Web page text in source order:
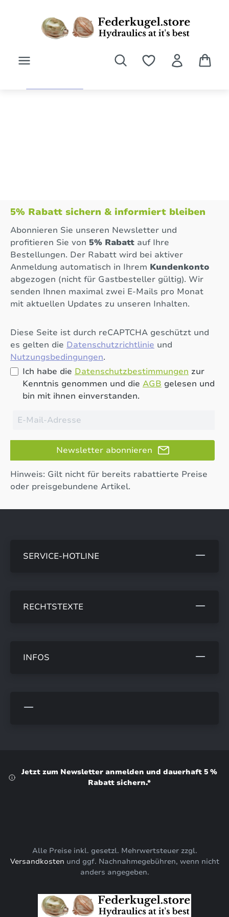
5% Rabatt sichern & informiert bleiben
Abonnieren Sie unseren Newsletter und
profitieren Sie von 5% Rabatt auf Ihre
Bestellungen. Der Rabatt wird bei aktiver
Anmeldung automatisch in Ihrem Kundenkonto
abgezogen (nicht für Gastbesteller gültig). Wir
senden Ihnen maximal zwei E-Mails pro Monat
mit aktuellen Updates zu unseren Inhalten.
Diese Seite ist durch reCAPTCHA geschützt und
es gelten die Datenschutzrichtlinie und
Nutzungsbedingungen.
Ich habe die Datenschutzbestimmungen zur
Kenntnis genommen und die AGB gelesen und
bin mit ihnen einverstanden.
Newsletter abonnieren
Hinweis: Gilt nicht für bereits rabattierte Preise
oder preisgebundene Artikel.
SERVICE-HOTLINE
RECHTSTEXTE
INFOS
Jetzt zum Newsletter anmelden und dauerhaft 5 %
Rabatt sichern.*
Alle Preise inkl. gesetzl. Mehrwertsteuer zzgl.
Versandkosten und ggf. Nachnahmegebühren, wenn nicht
anders angegeben.